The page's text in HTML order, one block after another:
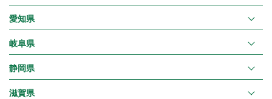
愛知県
岐阜県
静岡県
滋賀県